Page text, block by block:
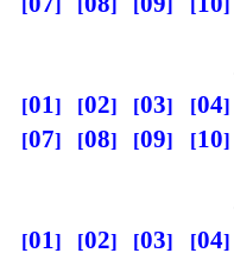
01 02 03 04
07
08 09 10
01 02 03 04